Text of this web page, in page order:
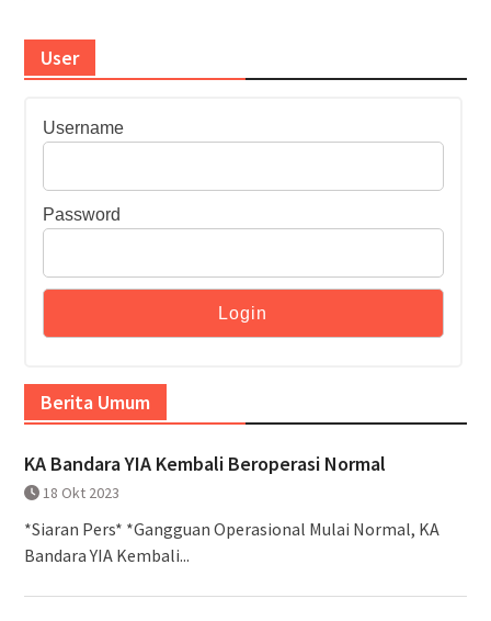
User
Username
Password
Berita Umum
KA Bandara YIA Kembali Beroperasi Normal
18 Okt 2023
*Siaran Pers* *Gangguan Operasional Mulai Normal, KA
Bandara YIA Kembali...